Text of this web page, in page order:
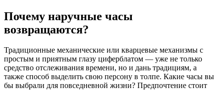
Почему наручные часы
возвращаются?
Традиционные механические или кварцевые механизмы с
простым и приятным глазу циферблатом — уже не только
средство отслеживания времени, но и дань традициям, а
также способ выделить свою персону в толпе. Какие часы вы
бы выбрали для повседневной жизни? Предпочтение стоит